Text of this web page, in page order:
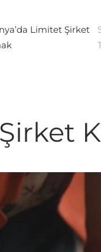
Limitet Şirket